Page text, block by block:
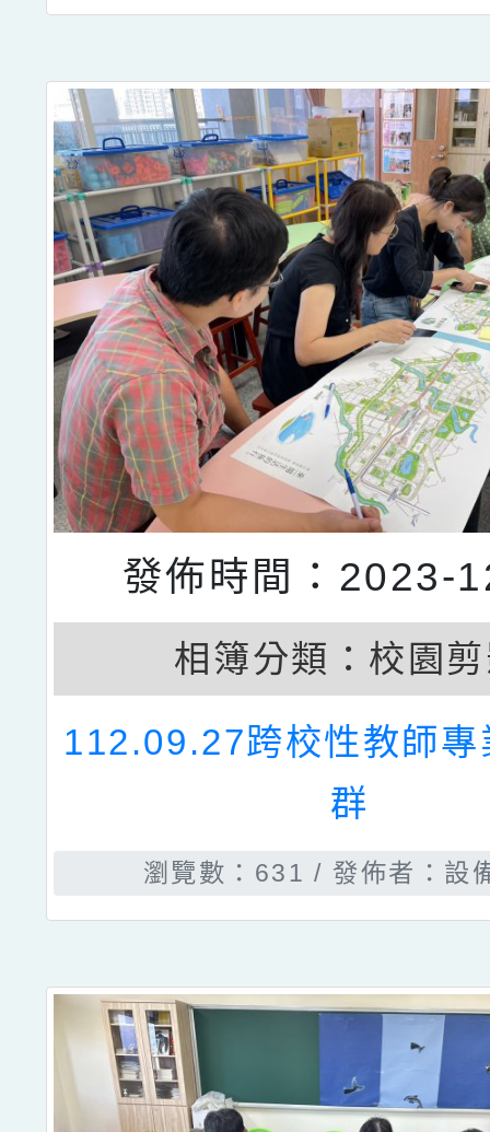
發佈時間：2023-
相簿分類： 校園
112.09.27跨校性教師專
群
瀏覽數：631 發佈者：設